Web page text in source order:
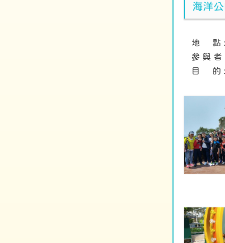
海洋
地 點 :
參 與 者
目 的 :